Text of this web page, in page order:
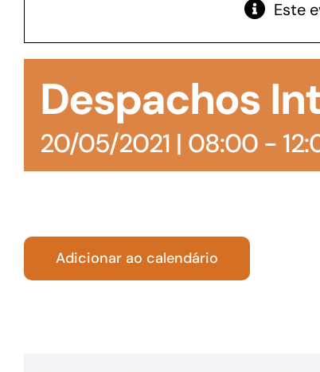
manutenção de estoques e despesas operacionais
Este
Despachos
20/05/2021 | 08:00-
Adicionar ao calendário